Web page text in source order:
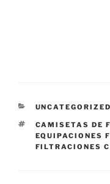
CATEGORÍAS
UNCATEGORIZED
ETIQUETAS
CAMISETAS DE
EQUIPACIONES
FILTRACIONES